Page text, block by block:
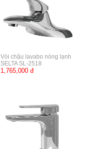
Vòi chậu lavabo nóng lạnh
SELTA SL-2518
1,765,000 đ